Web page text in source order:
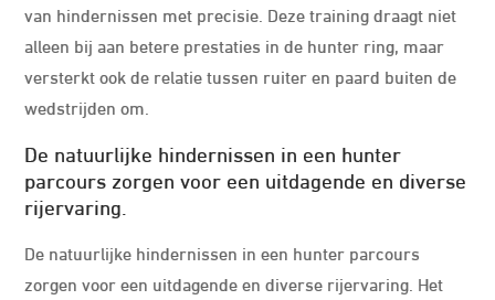
van hindernissen met precisie. Deze training draagt niet
alleen bij aan betere prestaties in de hunter ring, maar
versterkt ook de relatie tussen ruiter en paard buiten de
wedstrijden om.
De natuurlijke hindernissen in een hunter
parcours zorgen voor een uitdagende en diverse
rijervaring.
De natuurlijke hindernissen in een hunter parcours
zorgen voor een uitdagende en diverse rijervaring. Het